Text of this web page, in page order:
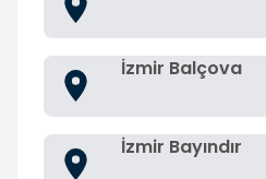
İzmir Balçova
İzmir Bayındır